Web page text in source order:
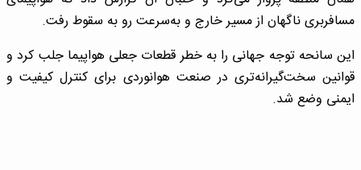
مسافربری ناگهان از مسیر خارج و به‌سرعت رو به سقوط رفت.
این سانحه توجه جهانی را به خطر قطعات جعلی هواپیما جلب کرد و
قوانین سخت‌گیرانه‌تری در صنعت هوانوردی برای کنترل کیفیت و
ایمنی وضع شد.